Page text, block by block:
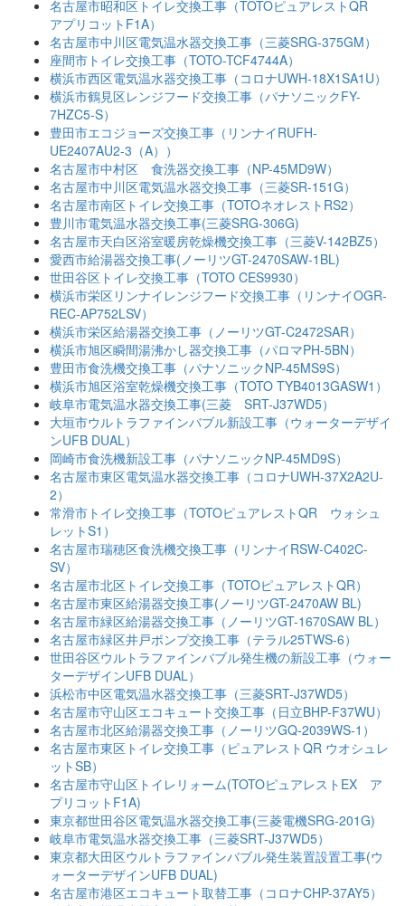
名古屋市昭和区トイレ交換工事（TOTOピュアレストQR
アプリコットF1A）
名古屋市中川区電気温水器交換工事（三菱SRG-375GM）
座間市トイレ交換工事（TOTO-TCF4744A）
横浜市西区電気温水器交換工事（コロナUWH-18X1SA1U）
横浜市鶴見区レンジフード交換工事（パナソニックFY-
7HZC5-S）
豊田市エコジョーズ交換工事（リンナイRUFH-
UE2407AU2-3（A））
名古屋市中村区 食洗器交換工事（NP-45MD9W）
名古屋市中川区電気温水器交換工事（三菱SR-151G）
名古屋市南区トイレ交換工事（TOTOネオレストRS2）
豊川市電気温水器交換工事(三菱SRG-306G)
名古屋市天白区浴室暖房乾燥機交換工事（三菱V-142BZ5）
愛西市給湯器交換工事(ノーリツGT-2470SAW-1BL)
世田谷区トイレ交換工事（TOTO CES9930）
横浜市栄区リンナイレンジフード交換工事（リンナイOGR-
REC-AP752LSV）
横浜市栄区給湯器交換工事（ノーリツGT-C2472SAR）
横浜市旭区瞬間湯沸かし器交換工事（パロマPH-5BN）
豊田市食洗機交換工事（パナソニックNP-45MS9S）
横浜市旭区浴室乾燥機交換工事（TOTO TYB4013GASW1）
岐阜市電気温水器交換工事(三菱 SRT-J37WD5）
大垣市ウルトラファインバブル新設工事（ウォーターデザイ
ンUFB DUAL）
岡崎市食洗機新設工事（パナソニックNP-45MD9S）
名古屋市東区電気温水器交換工事（コロナUWH-37X2A2U-
2）
常滑市トイレ交換工事（TOTOピュアレストQR ウォシュ
レットS1）
名古屋市瑞穂区食洗機交換工事（リンナイRSW-C402C-
SV）
名古屋市北区トイレ交換工事（TOTOピュアレストQR）
名古屋市東区給湯器交換工事(ノーリツGT-2470AW BL)
名古屋市緑区給湯器交換工事（ノーリツGT-1670SAW BL）
名古屋市緑区井戸ポンプ交換工事（テラル25TWS-6）
世田谷区ウルトラファインバブル発生機の新設工事（ウォー
ターデザインUFB DUAL）
浜松市中区電気温水器交換工事（三菱SRT-J37WD5）
名古屋市守山区エコキュート交換工事（日立BHP-F37WU）
名古屋市北区給湯器交換工事（ノーリツGQ-2039WS-1）
名古屋市東区トイレ交換工事（ピュアレストQR ウオシュレ
ットSB）
名古屋市守山区トイレリォーム(TOTOピュアレストEX ア
プリコットF1A)
東京都世田谷区電気温水器交換工事(三菱電機SRG-201G)
岐阜市電気温水器交換工事（三菱SRT-J37WD5）
東京都大田区ウルトラファインバブル発生装置設置工事(ウ
ォーターデザインUFB DUAL)
名古屋市港区エコキュート取替工事（コロナCHP-37AY5）